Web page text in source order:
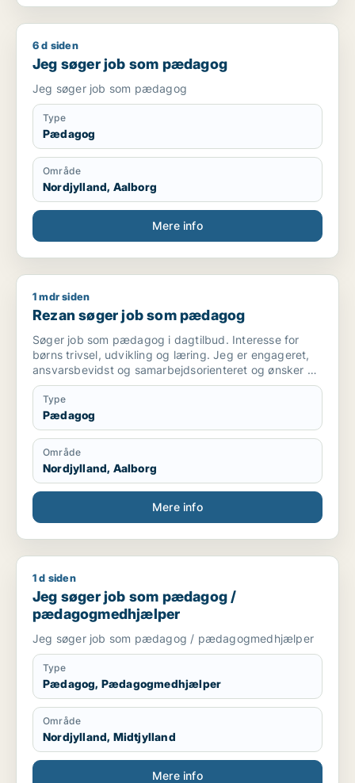
Jeg søger job som pædagog
6 d siden
Jeg søger job som pædagog
Jeg søger job som pædagog
Type
Pædagog
Område
Nordjylland, Aalborg
Mere info
Rezan søger job som pædagog
1 mdr siden
Rezan søger job som pædagog
Søger job som pædagog i dagtilbud. Interesse for
børns trivsel, udvikling og læring. Jeg er engageret,
ansvarsbevidst og samarbejdsorienteret og ønsker at
bidrage til et trygt og udviklende miljø for børnene.
Type
Pædagog
Område
Nordjylland, Aalborg
Mere info
Jeg søger job som pædagog / pædagogmedhjælper
1 d siden
Jeg søger job som pædagog /
pædagogmedhjælper
Jeg søger job som pædagog / pædagogmedhjælper
Type
Pædagog, Pædagogmedhjælper
Område
Nordjylland, Midtjylland
Mere info